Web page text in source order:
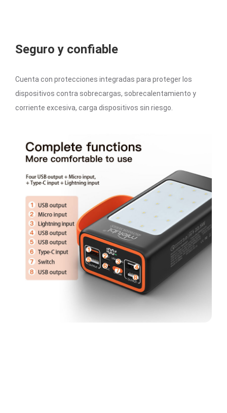
Seguro y confiable
Cuenta con protecciones integradas para proteger los
dispositivos contra sobrecargas, sobrecalentamiento y
corriente excesiva, carga dispositivos sin riesgo.